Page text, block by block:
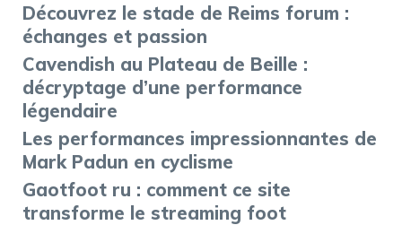
Découvrez le stade de Reims forum :
échanges et passion
Cavendish au Plateau de Beille :
décryptage d’une performance
légendaire
Les performances impressionnantes de
Mark Padun en cyclisme
Gaotfoot ru : comment ce site
transforme le streaming foot